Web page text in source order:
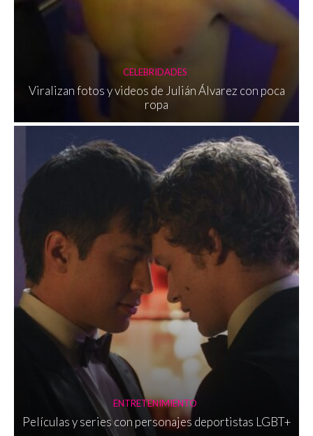
CELEBRIDADES
Viralizan fotos y videos de Julián Álvarez con poca
ropa
ENTRETENIMIENTO
Películas y series con personajes deportistas LGBT+